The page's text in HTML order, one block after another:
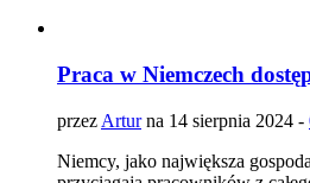
Praca w Niemczech
przez Arturna 14 sierpnia 2024 -
Niemcy, jako największa